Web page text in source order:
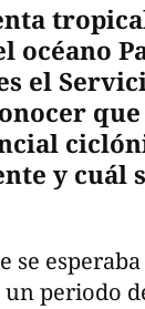
océano
el
y cuál
se
periodo